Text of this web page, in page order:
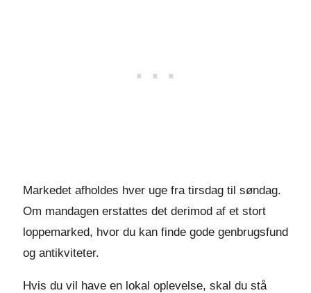
Markedet afholdes hver uge fra tirsdag til søndag.
Om mandagen erstattes det derimod af et stort
loppemarked, hvor du kan finde gode genbrugsfund
og antikviteter.
Hvis du vil have en lokal oplevelse, skal du stå